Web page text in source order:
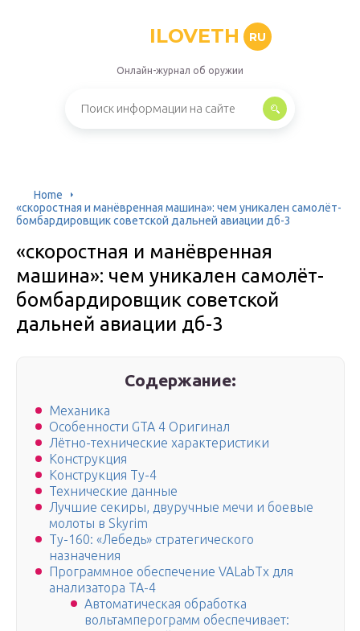
ILOVETH RU
Онлайн-журнал об оружии
Home
«скоростная и манёвренная машина»: чем уникален самолёт-
бомбардировщик советской дальней авиации дб-3
«скоростная и манёвренная
машина»: чем уникален самолёт-
бомбардировщик советской
дальней авиации дб-3
Содержание:
Механика
Особенности GTA 4 Оригинал
Лётно-технические характеристики
Конструкция
Конструкция Ту-4
Технические данные
Лучшие секиры, двуручные мечи и боевые
молоты в Skyrim
Ту-160: «Лебедь» стратегического
назначения
Программное обеспечение VALabTx для
анализатора ТА-4
Автоматическая обработка
вольтамперограмм обеспечивает: